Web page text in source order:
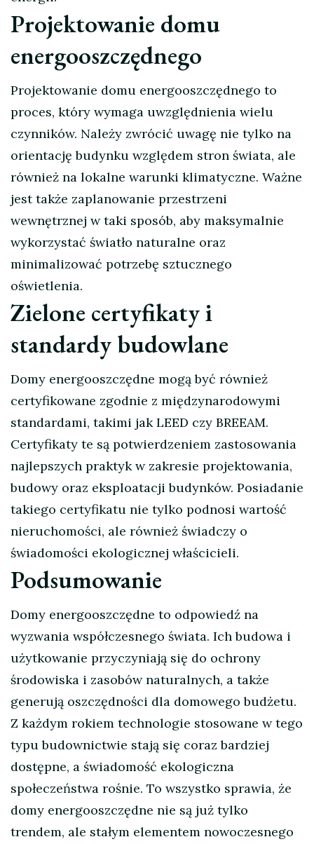
Projektowanie domu
energooszczędnego
Projektowanie domu energooszczędnego to
proces, który wymaga uwzględnienia wielu
czynników. Należy zwrócić uwagę nie tylko na
orientację budynku względem stron świata, ale
również na lokalne warunki klimatyczne. Ważne
jest także zaplanowanie przestrzeni
wewnętrznej w taki sposób, aby maksymalnie
wykorzystać światło naturalne oraz
minimalizować potrzebę sztucznego
oświetlenia.
Zielone certyfikaty i
standardy budowlane
Domy energooszczędne mogą być również
certyfikowane zgodnie z międzynarodowymi
standardami, takimi jak LEED czy BREEAM.
Certyfikaty te są potwierdzeniem zastosowania
najlepszych praktyk w zakresie projektowania,
budowy oraz eksploatacji budynków. Posiadanie
takiego certyfikatu nie tylko podnosi wartość
nieruchomości, ale również świadczy o
świadomości ekologicznej właścicieli.
Podsumowanie
Domy energooszczędne to odpowiedź na
wyzwania współczesnego świata. Ich budowa i
użytkowanie przyczyniają się do ochrony
środowiska i zasobów naturalnych, a także
generują oszczędności dla domowego budżetu.
Z każdym rokiem technologie stosowane w tego
typu budownictwie stają się coraz bardziej
dostępne, a świadomość ekologiczna
społeczeństwa rośnie. To wszystko sprawia, że
domy energooszczędne nie są już tylko
trendem, ale stałym elementem nowoczesnego